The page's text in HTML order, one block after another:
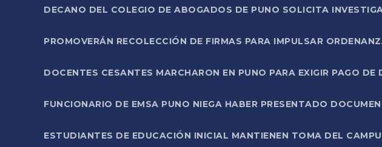
DECANO DEL COLEGIO DE ABOGADOS DE PUNO SOLICITA
PROMOVERÁN RECOLECCIÓN DE FIRMAS PARA IMPULSAR
DOCENTES CESANTES MARCHARON EN PUNO PARA EXIGIR PAGO
FUNCIONARIO DE EMSA PUNO NIEGA HABER PRESENTADO
ESTUDIANTES DE EDUCACIÓN INICIAL MANTIENEN TOMA DEL